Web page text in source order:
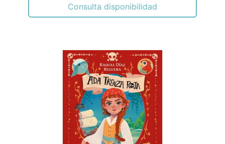
Consulta disponibilidad